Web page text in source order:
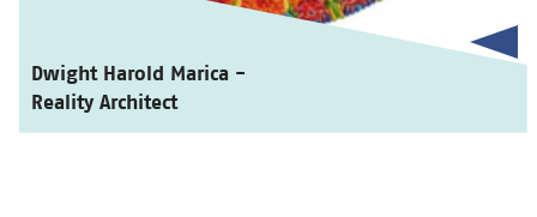
Dwight Harold Marica -
Reality Architect